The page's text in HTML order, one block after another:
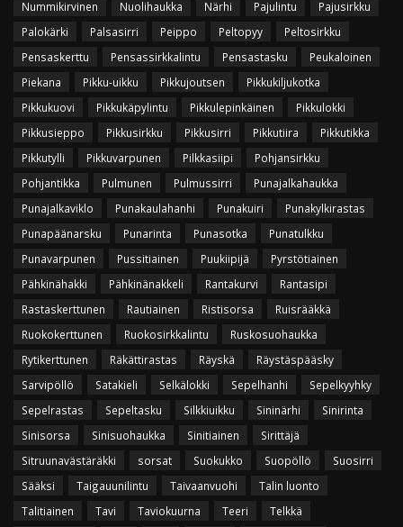
Nummikirvinen
Nuolihaukka Närhi Pajulintu
Pajusirkku
Palokärki
Palsasirri Peippo Peltopyy
Peltosirkku
Pensaskerttu
Pensassirkkalintu Pensastasku
Peukaloinen
Piekana
Pikku-uikku Pikkujoutsen
Pikkukiljukotka
Pikkukuovi
Pikkukäpylintu Pikkulepinkäinen
Pikkulokki
Pikkusieppo
Pikkusirkku Pikkusirri Pikkutiira
Pikkutikka
Pikkutylli
Pikkuvarpunen Pilkkasiipi
Pohjansirkku
Pohjantikka
Pulmunen Pulmussirri
Punajalkahaukka
Punajalkaviklo
Punakaulahanhi Punakuiri
Punakylkirastas
Punapäänarsku
Punarinta Punasotka
Punatulkku
Punavarpunen
Pussitiainen Puukiipijä
Pyrstötiainen
Pähkinähakki
Pähkinänakkeli Rantakurvi
Rantasipi
Rastaskerttunen
Rautiainen Ristisorsa
Ruisrääkkä
Ruokokerttunen
Ruokosirkkalintu
Ruskosuohaukka
Rytikerttunen
Räkättirastas Räyskä
Räystäspääsky
Sarvipöllö
Satakieli Selkälokki Sepelhanhi
Sepelkyyhky
Sepelrastas
Sepeltasku Silkkiuikku Sininärhi
Sinirinta
Sinisorsa
Sinisuohaukka Sinitiainen
Sirittäjä
Sitruunavästäräkki
sorsat Suokukko Suopöllö
Suosirri
Sääksi
Taigauunilintu Taivaanvuohi
Talin luonto
Talitiainen
Tavi Taviokuurna Teeri
Telkkä